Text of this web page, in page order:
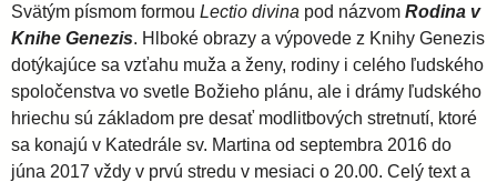
á
a
r
Svätým písmom formou Lectio divina pod názvom Rodina v
Knihe Genezis. Hlboké obrazy a výpovede z Knihy Genezis
dotýkajúce sa vzťahu muža a ženy, rodiny i celého ľudského
spoločenstva vo svetle Božieho plánu, ale i drámy ľudského
hriechu sú základom pre desať modlitbových stretnutí, ktoré
sa konajú v Katedrále sv. Martina od septembra 2016 do
júna 2017 vždy v prvú stredu v mesiaci o 20.00. Celý text a